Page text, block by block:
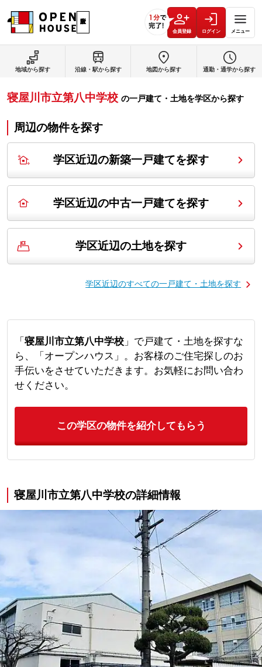
会員登録 ログイン メニュー
地域から探す 沿線・駅から探す 地図から探す 通勤・通学から探す
寝屋川市立第八中学校 の一戸建て・土地を学区から探す
周辺の物件を探す
学区近辺の新築一戸建てを探す
学区近辺の中古一戸建てを探す
学区近辺の土地を探す
学区近辺のすべての一戸建て・土地を探す
「寝屋川市立第八中学校」で戸建て・土地を探すな
ら、「オープンハウス」。お客様のご住宅探しのお
手伝いをさせていただきます。お気軽にお問い合わ
せください。
この学区の物件を紹介してもらう
寝屋川市立第八中学校の詳細情報